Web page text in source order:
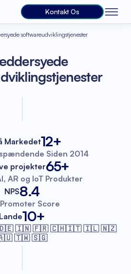
Kontakt Os
softwareudviklingstjenester
Markedet12+
Siden 2014
projekter65+
AR og IoT Produkter
NPS8.4
Score
Lande10+
🇮🇳 🇫🇷🇨🇭🇮🇹 🇮🇱 🇳🇿
🇹🇼 🇸🇬